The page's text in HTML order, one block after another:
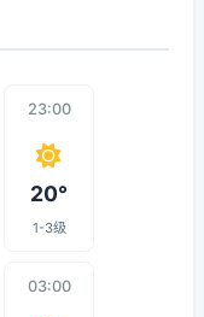
23:00
20°
1-3级
03:00